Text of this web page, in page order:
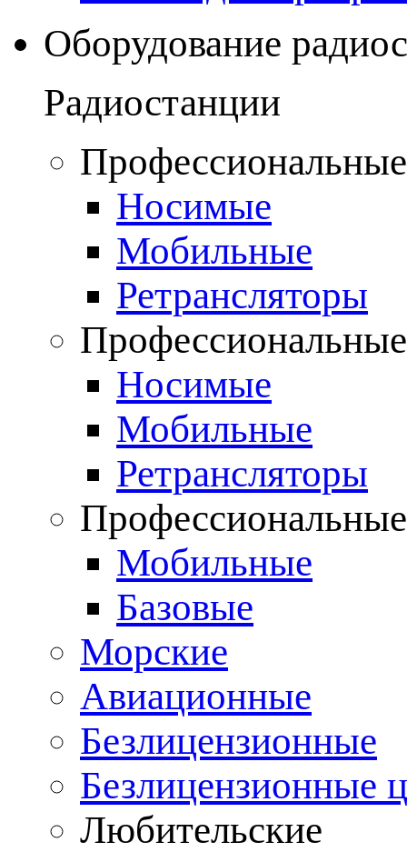
Оборудование
Радиостанции
Носимые
Мобильные
Ретрансляторы
Носимые
Мобильные
Ретрансляторы
Мобильные
Базовые
Морские
Авиационные
Безлицензионные
Безлицензионные
Любительские